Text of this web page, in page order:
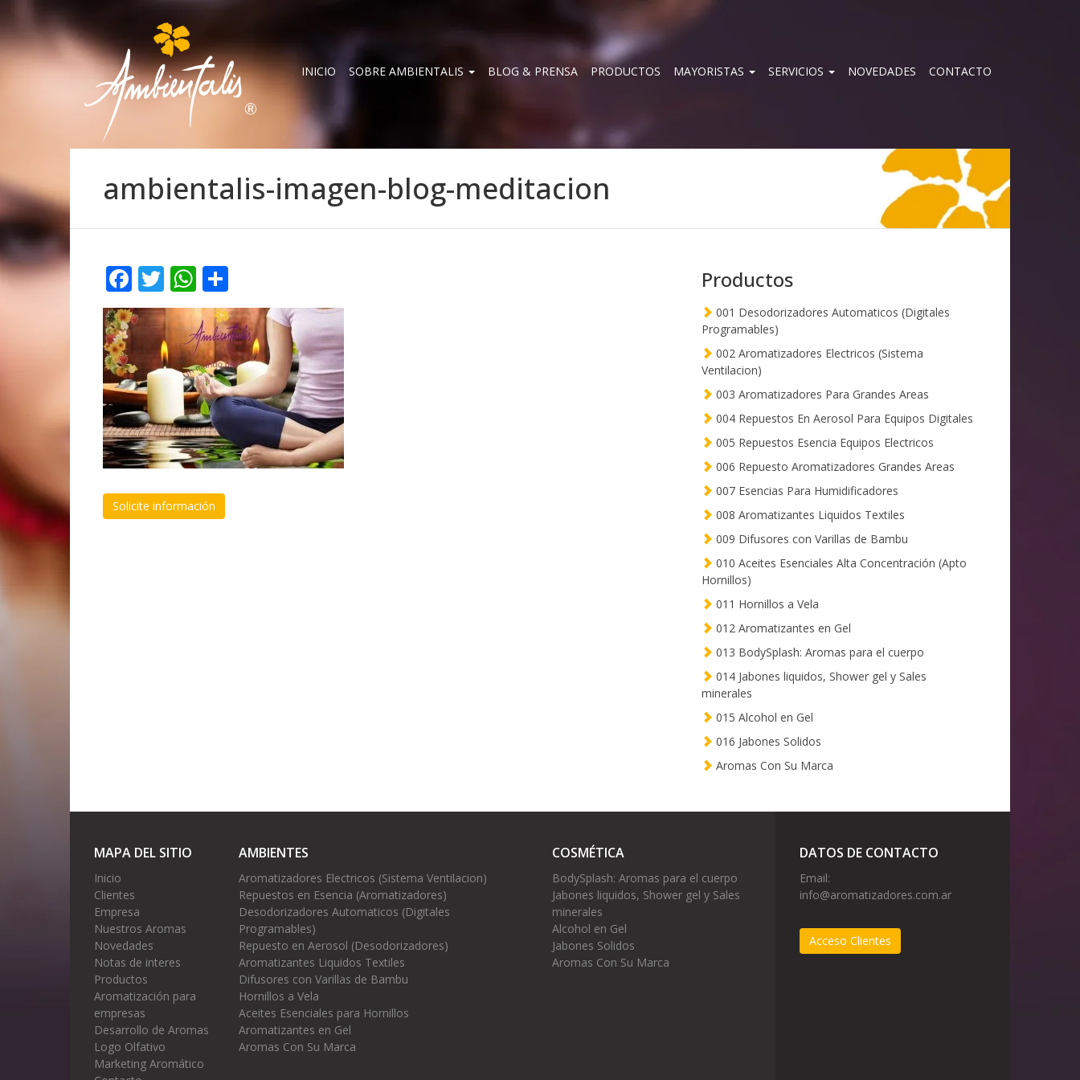
INICIO SOBRE AMBIENTALIS BLOG & PRENSA PRODUCTOS MAYORISTAS SERVICIOS NOVEDADES CONTACTO
ambientalis-imagen-blog-meditacion
Facebook
TwitterWhatsApp
Solicite información
Productos
001 Desodorizadores Automaticos (Digitales
Programables)
002 Aromatizadores Electricos (Sistema
Ventilacion)
003 Aromatizadores Para Grandes Areas
004 Repuestos En Aerosol Para Equipos Digitales
005 Repuestos Esencia Equipos Electricos
006 Repuesto Aromatizadores Grandes Areas
007 Esencias Para Humidificadores
008 Aromatizantes Liquidos Textiles
009 Difusores con Varillas de Bambu
010 Aceites Esenciales Alta Concentración (Apto
Hornillos)
011 Hornillos a Vela
012 Aromatizantes en Gel
013 BodySplash: Aromas para el cuerpo
014 Jabones liquidos, Shower gel y Sales
minerales
015 Alcohol en Gel
016 Jabones Solidos
Aromas Con Su Marca
MAPA DEL SITIO
Inicio
Clientes
Empresa
Nuestros Aromas
Novedades
Notas de interes
Productos
Aromatización para
empresas
Desarrollo de Aromas
Logo Olfativo
Marketing Aromático
AMBIENTES
Aromatizadores Electricos (Sistema Ventilacion)
Repuestos en Esencia (Aromatizadores)
Desodorizadores Automaticos (Digitales
Programables)
Repuesto en Aerosol (Desodorizadores)
Aromatizantes Liquidos Textiles
Difusores con Varillas de Bambu
Hornillos a Vela
Aceites Esenciales para Hornillos
Aromatizantes en Gel
Aromas Con Su Marca
COSMÉTICA
BodySplash: Aromas para el cuerpo
Jabones liquidos, Shower gel y Sales
minerales
Alcohol en Gel
Jabones Solidos
Aromas Con Su Marca
DATOS DE CONTACTO
Email:
info@aromatizadores.com.ar
Acceso Clientes